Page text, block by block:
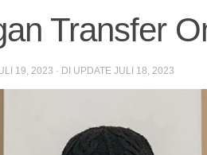
Transfer
19, 2023 · DI UPDATE JULI 18, 2023